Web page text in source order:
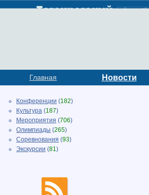
Главная Новости
Конференции (182)
Культура (187)
Мероприятия (706)
Олимпиады (265)
Соревнования (93)
Экскурсии (81)